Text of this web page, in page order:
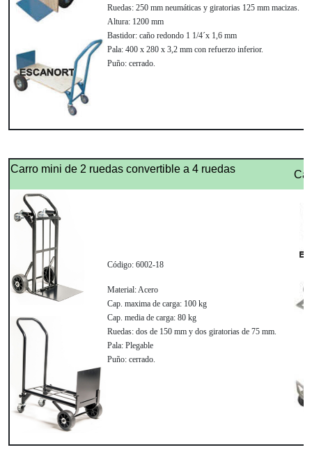
Ruedas: 250 mm neumáticas y giratorias 125 mm macizas.
Altura: 1200 mm
Bastidor: caño redondo 1 1/4´x 1,6 mm
Pala: 400 x 280 x 3,2 mm con refuerzo inferior.
Puño: cerrado.
Carro mini de 2 ruedas convertible a 4 ruedas
Código: 6002-18
Material:Acero
Cap. maxima de carga: 100 kg
Cap. media de carga: 80 kg
Ruedas: dos de 150 mm y dos giratorias de 75 mm.
Pala: Plegable
Puño: cerrado.